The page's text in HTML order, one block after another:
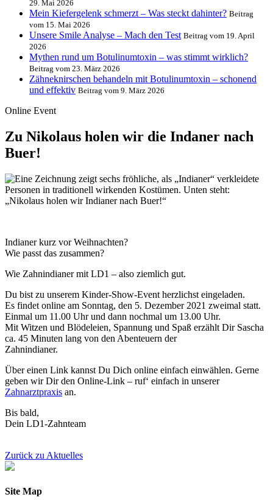
29. Mai 2026
Mein Kiefergelenk schmerzt – Was steckt dahinter? Beitrag
vom 15. Mai 2026
Unsere Smile Analyse – Mach den Test Beitrag vom 19. April
2026
Mythen rund um Botulinumtoxin – was stimmt wirklich?
Beitrag vom 23. März 2026
Zähneknirschen behandeln mit Botulinumtoxin – schonend
und effektiv Beitrag vom 9. März 2026
Online Event
Zu Nikolaus holen wir die Indaner nach
Buer!
Indianer kurz vor Weihnachten?
Wie passt das zusammen?
Wie Zahnindianer mit LD1 – also ziemlich gut.
Du bist zu unserem Kinder-Show-Event herzlichst eingeladen.
Es findet online am Sonntag, den 5. Dezember 2021 zweimal statt.
Einmal um 11.00 Uhr und dann nochmal um 13.00 Uhr.
Mit Witzen und Blödeleien, Spannung und Spaß erzählt Dir Sascha
ca. 45 Minuten lang von den Abenteuern der
Zahnindianer.
Über einen Link kannst Du Dich online einfach einwählen. Gerne
geben wir Dir den Online-Link – ruf‘ einfach in unserer
Zahnarztpraxis an.
Bis bald,
Dein LD1-Zahnteam
Zurück zu Aktuelles
Site Map